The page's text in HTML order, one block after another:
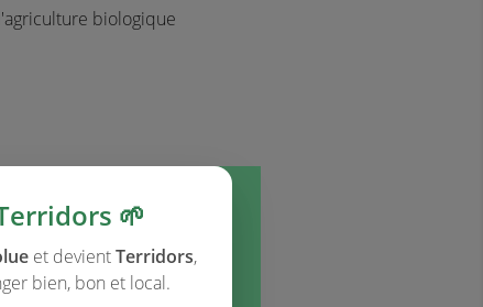
biologique
🌱
et devientTerridors,
bien, bon et local.